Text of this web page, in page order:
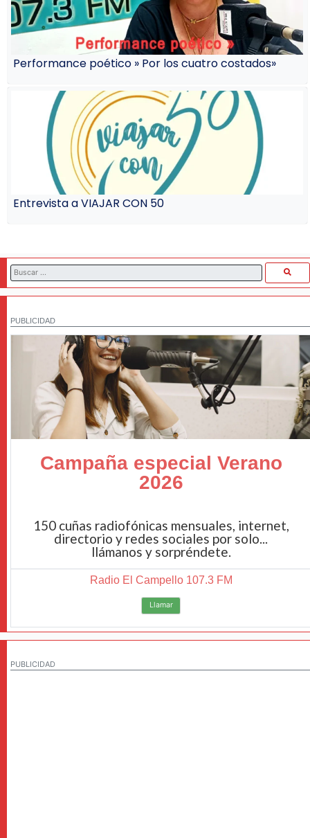
Performance poético » Por los cuatro costados»
Entrevista a VIAJAR CON 50
PUBLICIDAD
Campaña especial Verano
2026
150 cuñas radiofónicas mensuales, internet,
directorio y redes sociales por solo...
llámanos y sorpréndete.
Radio El Campello 107.3 FM
Llamar
PUBLICIDAD